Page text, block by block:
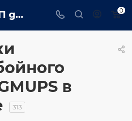
Купить ИБП gmups в Барнауле 0
в
313